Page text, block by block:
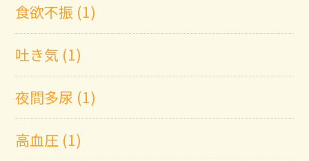
食欲不振 (1)
吐き気 (1)
夜間多尿 (1)
高血圧 (1)